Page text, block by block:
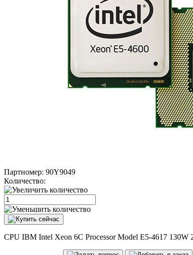
Партномер: 90Y9049
Количество:
CPU IBM Intel Xeon 6C Processor Model E5-4617